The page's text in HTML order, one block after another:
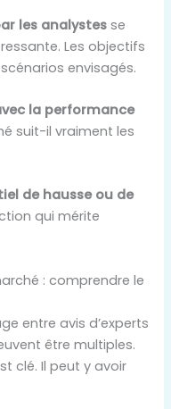
les analystesse
Les objectifs
envisagés.
la performance
suit-il vraiment les
de hausse ou de
qui mérite
: comprendre le
entre avis d’experts
être multiples.
clé. Il peut y avoir